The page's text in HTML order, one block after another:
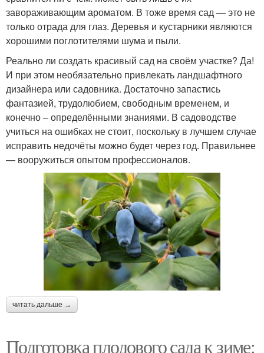
завораживающим ароматом. В тоже время сад — это не
только отрада для глаз. Деревья и кустарники являются
хорошими поглотителями шума и пыли.
Реально ли создать красивый сад на своём участке? Да!
И при этом необязательно привлекать ландшафтного
дизайнера или садовника. Достаточно запастись
фантазией, трудолюбием, свободным временем, и
конечно – определёнными знаниями. В садоводстве
учиться на ошибках не стоит, поскольку в лучшем случае
исправить недочёты можно будет через год. Правильнее
— вооружиться опытом профессионалов.
читать дальше →
Подготовка плодового сада к зиме: